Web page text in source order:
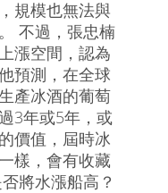
規模也無法與
不過，張忠楠
漲空間，認為
預測，在全球
產冰酒的葡萄
3年或5年，或
價值，屆時冰
樣，會有收藏
將水漲船高？